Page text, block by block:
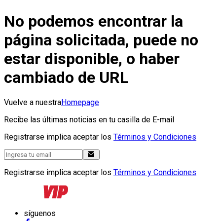
No podemos encontrar la
página solicitada, puede no
estar disponible, o haber
cambiado de URL
Vuelve a nuestraHomepage
Recibe las últimas noticias en tu casilla de E-mail
Registrarse implica aceptar los Términos y Condiciones
Registrarse implica aceptar los Términos y Condiciones
síguenos